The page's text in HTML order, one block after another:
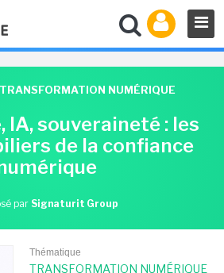
TRANSFORMATION NUMÉRIQUE
souveraineté : les
de la confiance
par Signaturit Group
Thématique
TRANSFORMATION NUMÉRIQUE